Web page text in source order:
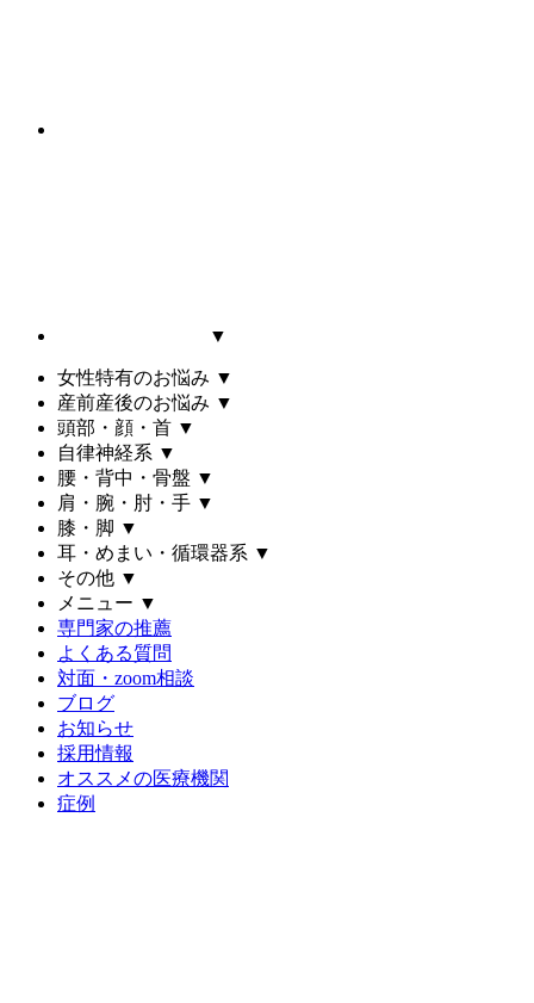
▼
女性特有のお悩み ▼
産前産後のお悩み ▼
頭部・顔・首 ▼
自律神経系 ▼
腰・背中・骨盤 ▼
肩・腕・肘・手 ▼
膝・脚 ▼
耳・めまい・循環器系 ▼
その他 ▼
メニュー ▼
専門家の推薦
よくある質問
対面・zoom相談
ブログ
お知らせ
採用情報
オススメの医療機関
症例